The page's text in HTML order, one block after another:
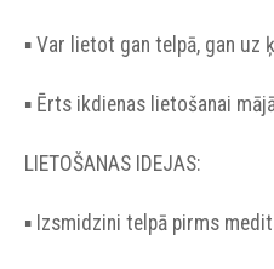
▪︎ Var lietot gan telpā, gan uz
▪︎ Ērts ikdienas lietošanai
LIETOŠANAS IDEJAS:
▪︎ Izsmidzini telpā pirms